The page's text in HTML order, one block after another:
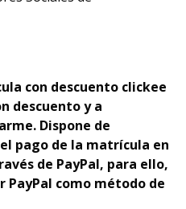
con descuento clickee
descuento y a
Dispone de
pago de la matrícula en
de PayPal, para ello,
PayPal como método de